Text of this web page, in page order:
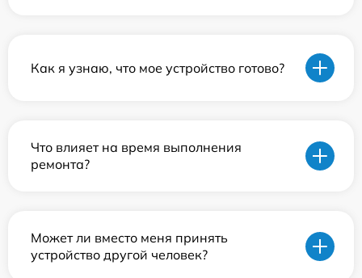
Как я узнаю, что мое устройство готово?
Что влияет на время выполнения
ремонта?
Может ли вместо меня принять
устройство другой человек?